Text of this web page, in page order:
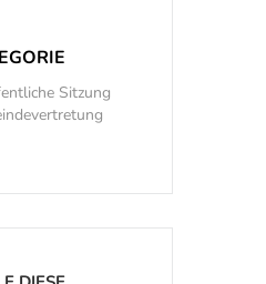
Sitzung